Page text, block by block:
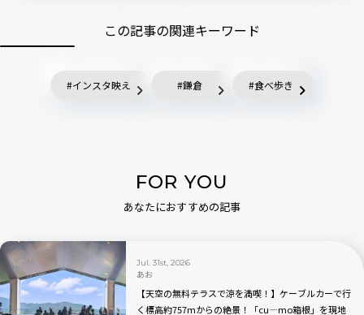
この記事の関連キーワード
インスタ映え 鎌倉 食べ歩き
FOR YOU
あなたにおすすめの記事
Jul. 31st, 2026
あお
【天空の無料テラスで涼を満喫！】ケーブルカーで行
く標高約757mからの絶景！「cu―mo箱根」を現地